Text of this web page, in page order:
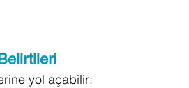
yol açabilir: